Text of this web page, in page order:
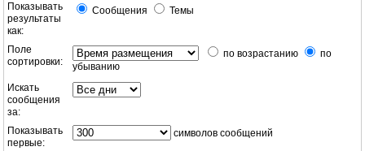
Показывать
результаты
как:
Сообщения Темы
Поле
сортировки:
по возрастанию
по
убыванию
Искать
сообщения
за:
Показывать
первые:
символов сообщений